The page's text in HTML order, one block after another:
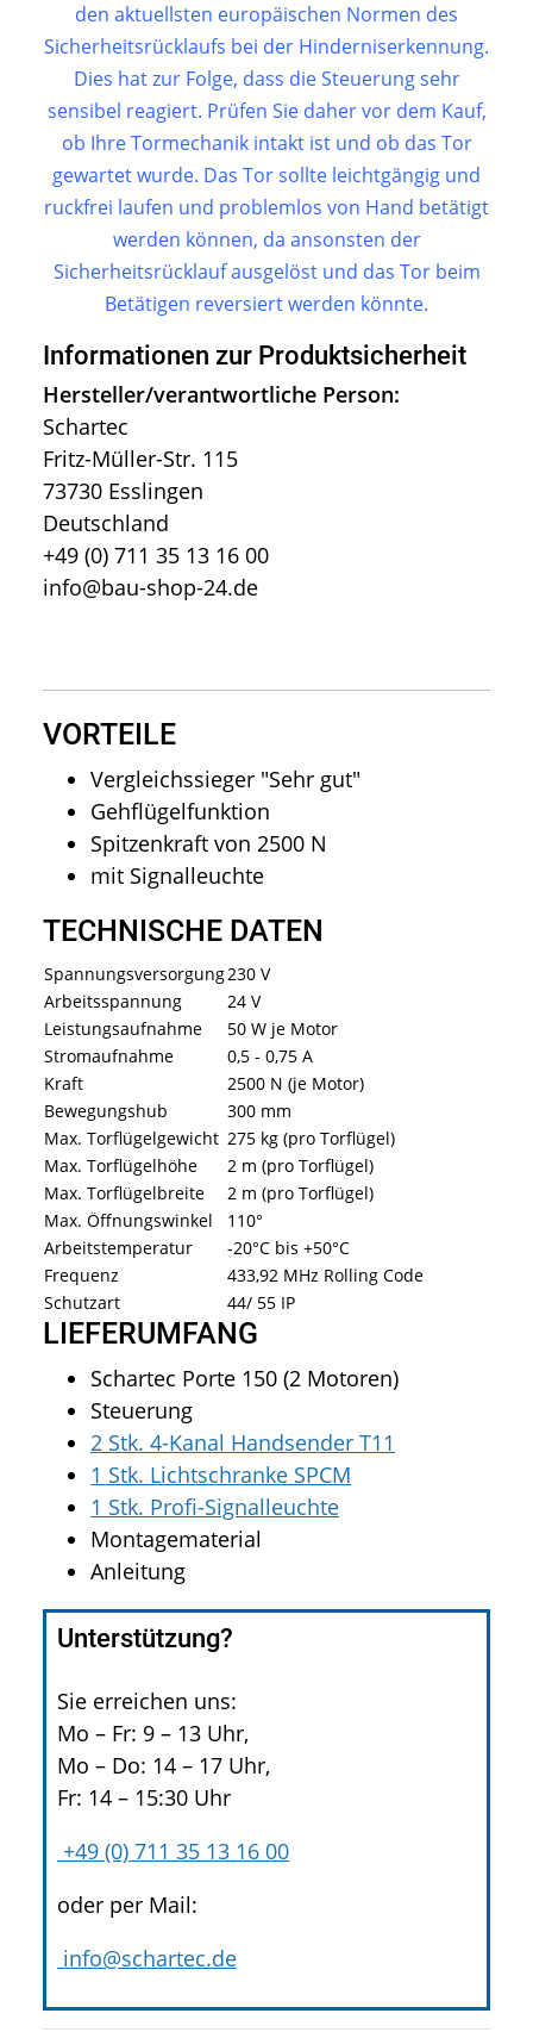
den aktuellsten europäischen Normen des
Sicherheitsrücklaufs bei der Hinderniserkennung.
Dies hat zur Folge, dass die Steuerung sehr
sensibel reagiert. Prüfen Sie daher vor dem Kauf,
ob Ihre Tormechanik intakt ist und ob das Tor
gewartet wurde. Das Tor sollte leichtgängig und
ruckfrei laufen und problemlos von Hand betätigt
werden können, da ansonsten der
Sicherheitsrücklauf ausgelöst und das Tor beim
Betätigen reversiert werden könnte.
Informationen zur Produktsicherheit
Hersteller/verantwortliche Person:
Schartec
Fritz-Müller-Str. 115
73730 Esslingen
Deutschland
+49 (0) 711 35 13 16 00
info@bau-shop-24.de
VORTEILE
Vergleichssieger "Sehr gut"
Gehflügelfunktion
Spitzenkraft von 2500 N
mit Signalleuchte
TECHNISCHE DATEN
Spannungsversorgung230 V
Arbeitsspannung
24 V
Leistungsaufnahme
50 W je Motor
Stromaufnahme
0,5 - 0,75 A
Kraft
2500 N (je Motor)
Bewegungshub
300 mm
Max. Torflügelgewicht 275 kg (pro Torflügel)
Max. Torflügelhöhe
2 m (pro Torflügel)
Max. Torflügelbreite
2 m (pro Torflügel)
Max. Öffnungswinkel
110°
Arbeitstemperatur
-20°C bis +50°C
Frequenz
433,92 MHz Rolling Code
Schutzart
44/ 55 IP
LIEFERUMFANG
Schartec Porte 150 (2 Motoren)
Steuerung
2 Stk. 4-Kanal Handsender T11
1 Stk. Lichtschranke SPCM
1 Stk. Profi-Signalleuchte
Montagematerial
Anleitung
Unterstützung?
Sie erreichen uns:
Mo – Fr: 9 – 13 Uhr,
Mo – Do: 14 – 17 Uhr,
Fr: 14 – 15:30 Uhr
+49 (0) 711 35 13 16 00
oder per Mail:
info@schartec.de